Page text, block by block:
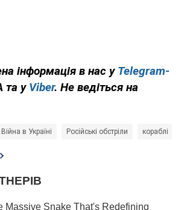
інформація в нас у Telegram-
та у Viber. Не ведіться на
Війна в Україні Російські обстріли кораблі